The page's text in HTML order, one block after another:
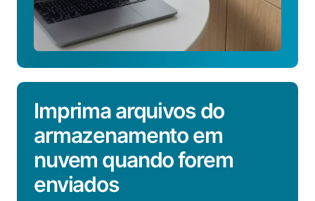
Imprima arquivos do
armazenamento em
nuvem quando forem
enviados